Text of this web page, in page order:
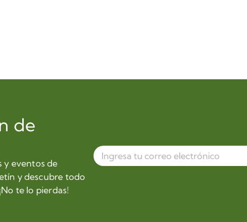
de
y eventos de
y descubre todo
te lo pierdas!